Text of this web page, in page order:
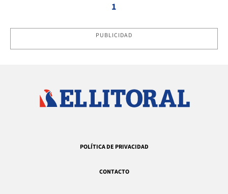
1
PUBLICIDAD
POLÍTICA DE PRIVACIDAD
CONTACTO